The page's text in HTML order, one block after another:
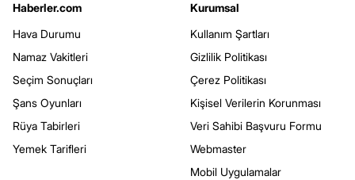
Haberler.com
Hava Durumu
Namaz Vakitleri
Seçim Sonuçları
Şans Oyunları
Rüya Tabirleri
Yemek Tarifleri
Kurumsal
Kullanım Şartları
Gizlilik Politikası
Çerez Politikası
Kişisel Verilerin Korunması
Veri Sahibi Başvuru Formu
Webmaster
Mobil Uygulamalar